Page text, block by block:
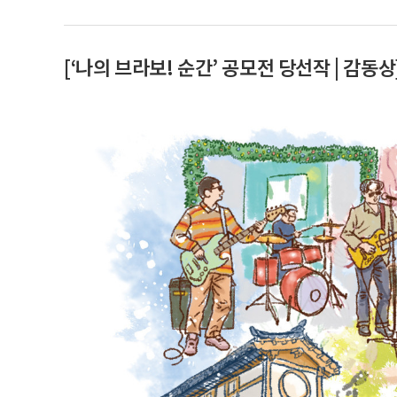
[‘나의 브라보! 순간’ 공모전 당선작 | 감동